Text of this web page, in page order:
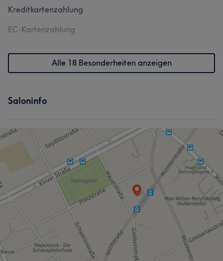
Kreditkartenzahlung
EC-Kartenzahlung
Alle 18 Besonderheiten anzeigen
Saloninfo